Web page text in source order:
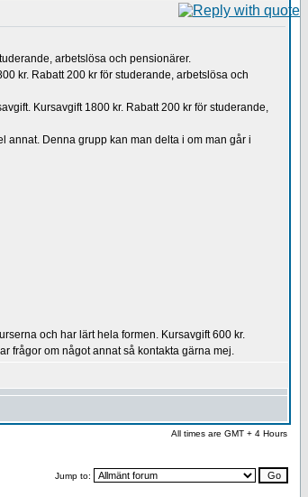
arbetslösa och pensionärer.
kr. Rabatt 200 kr för studerande, arbetslösa och
Kursavgift 1800 kr. Rabatt 200 kr för studerande,
annat. Denna grupp kan man delta i om man går i
och har lärt hela formen. Kursavgift 600 kr.
frågor om något annat så kontakta gärna mej.
All times are GMT + 4 Hours
Jump to: